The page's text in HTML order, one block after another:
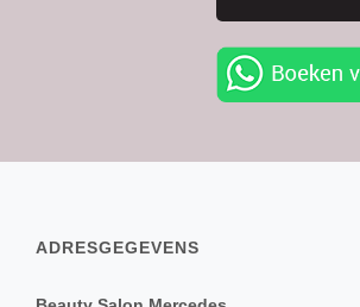
ADRESGEGEVENS